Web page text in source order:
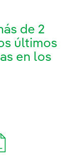
de 2
últimos
en los